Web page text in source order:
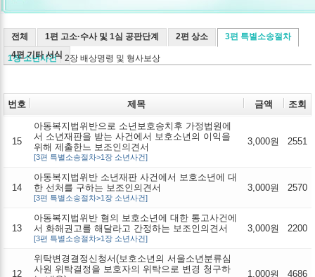
전체 1편 고소·수사 및 1심 공판단계 2편 상소 3편 특별소송절차
1장 소년사건 2장 배상명령 및 형사보상
4편 기타 서식
번호 제목 금액 조회
15
아동복지법위반으로 소년보호송치후 가정법원에
서 소년재판을 받는 사건에서 보호소년의 이익을
위해 제출한느 보조인의견서
[3편 특별소송절차>1장 소년사건]
3,000원 2551
14
아동복지법위반 소년재판 사건에서 보호소년에 대
한 선처를 구하는 보조인의견서
[3편 특별소송절차>1장 소년사건]
3,000원 2570
13
아동복지법위반 혐의 보호소년에 대한 통고사건에
서 화해권고를 해달라고 간정하는 보조인의견서
[3편 특별소송절차>1장 소년사건]
3,000원 2200
12
위탁변경결정신청서(보호소년의 서울소년분류심
사원 위탁결정을 보호자의 위탁으로 변경 청구하
1,000원 4686